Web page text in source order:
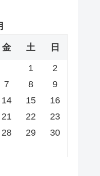
金 土 日
1
2
7 8
9
14 15
16
21 22
23
28 29
30